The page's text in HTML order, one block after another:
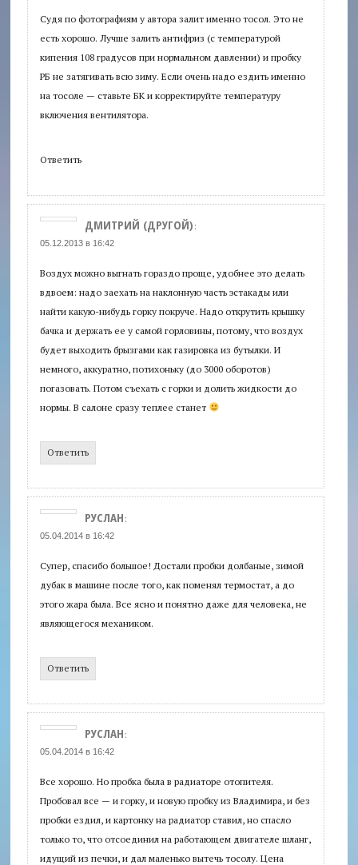
Судя по фотографиям у автора залит именно тосол. Это не
есть хорошо. Лучше залить антифриз (с температурой
кипения 108 градусов при нормальном давлении) и пробку
РБ не затягивать всю зиму. Если очень надо ездить именно
на тосоле — ставьте БК и корректируйте температуру
включения вентилятора.
Ответить
ДМИТРИЙ (ДРУГОЙ) :
05.12.2013 в 16:42
Воздух можно выгнать гораздо проще, удобнее это делать
вдвоем: надо заехать на наклонную часть эстакады или
найти какую-нибудь горку покруче. Надо открутить крышку
бачка и держать ее у самой горловины, потому, что воздух
будет выходить брызгами как газировка из бутылки. И
немного, аккуратно, потихоньку (до 3000 оборотов)
погазовать. Потом съехать с горки и долить жидкости до
нормы. В салоне сразу теплее станет
Ответить
РУСЛАН :
05.04.2014 в 16:42
Супер, спасибо большое! Достали пробки долбаные, зимой
дубак в машине после того, как поменял термостат, а до
этого жара была. Все ясно и понятно даже для человека, не
являющегося механиком.
Ответить
РУСЛАН :
05.04.2014 в 16:42
Все хорошо. Но пробка была в радиаторе отопителя.
Пробовал все — и горку, и новую пробку из Владимира, и без
пробки ездил, и картонку на радиатор ставил, но спасло
только то, что отсоединил на работающем двигателе шланг,
идущий из печки, и дал маленько вытечь тосолу. Цена